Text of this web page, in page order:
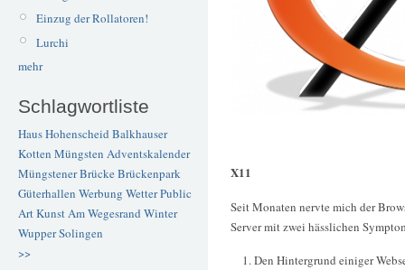
Einzug der Rollatoren!
Lurchi
mehr
Schlagwortliste
Haus Hohenscheid Balkhauser
Kotten Müngsten Adventskalender
Müngstener BrückeBrückenpark
Güterhallen Werbung WetterPublic
ArtKunstAm Wegesrand Winter
WupperSolingen
>>
X11
Seit Monaten nervte mich der
Server mit zwei hässlichen
Den Hintergrund einiger